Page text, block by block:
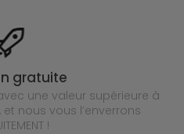
gratuite
une valeur supérieure à
nous vous l’enverrons
!